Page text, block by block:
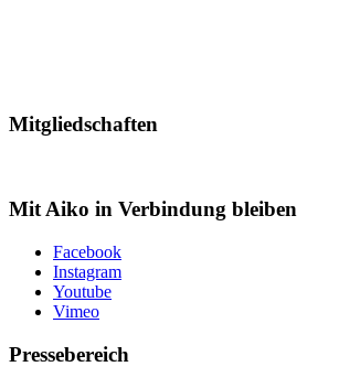
Mitgliedschaften
Mit Aiko in Verbindung bleiben
Facebook
Instagram
Youtube
Vimeo
Pressebereich